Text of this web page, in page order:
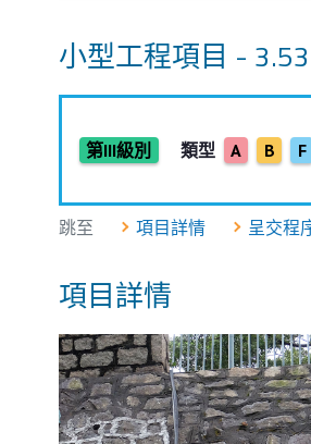
小型工程項目 - 3.53
第III級別 類型 A B F
跳至 項目詳情 呈交程
項目詳情